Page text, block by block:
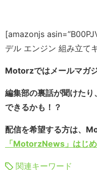
[amazonjs
デル エンジン 組み立て
Motorzではメールマガ
編集部の裏話が聞けた
できるかも！？
配信を希望する方は、
「MotorzNews」はじめ
関連キーワード